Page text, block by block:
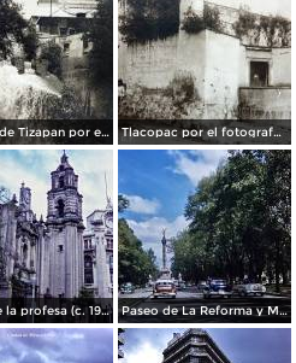
La presa de Tizapan por el fotografo Fernando Kososky. ( Circulada el 22 de Diembre de 1910 ). Tlacopac por el fotografo Hugo Brehme.
Iglesia de la profesa (c. 1950) Paseo de La Reforma y Mto a La Independencia 1950